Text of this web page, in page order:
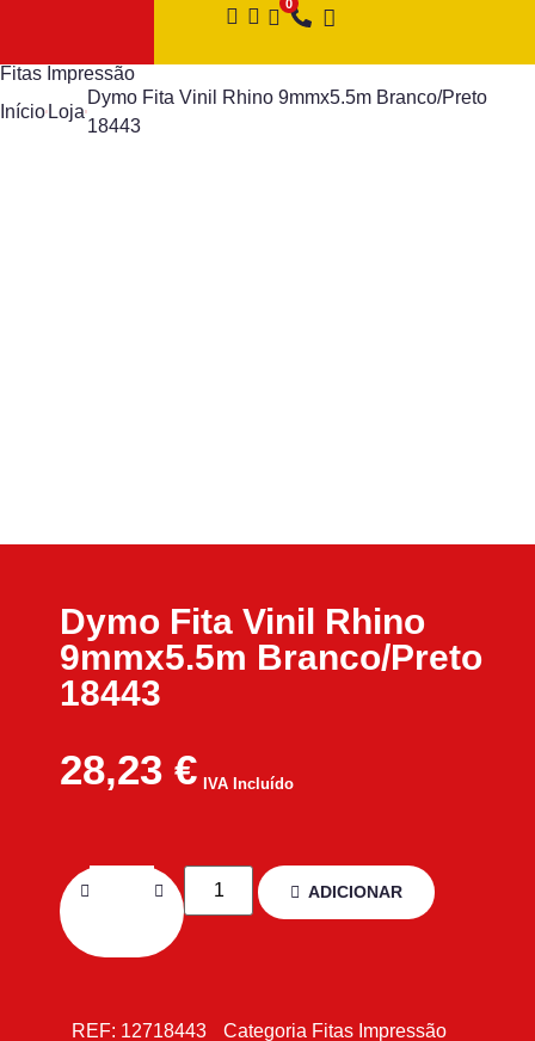
Fitas Impressão
Início Loja
Dymo Fita Vinil Rhino 9mmx5.5m Branco/Preto
18443
Dymo Fita Vinil Rhino
9mmx5.5m Branco/Preto
18443
28,23 € IVA Incluído
ADICIONAR
REF: 12718443 Categoria Fitas Impressão